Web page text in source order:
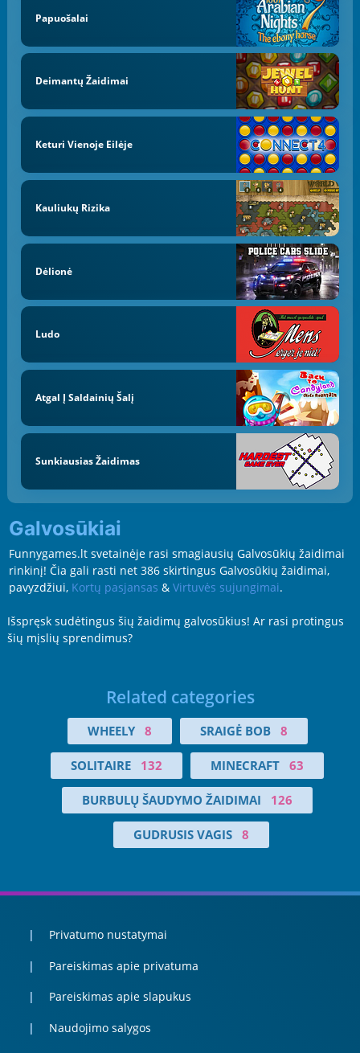
Papuošalai
Deimantų Žaidimai
Keturi Vienoje Eilėje
Kauliukų Rizika
Dėlionė
Ludo
Atgal Į Saldainių Šalį
Sunkiausias Žaidimas
Galvosūkiai
Funnygames.lt svetainėje rasi smagiausių Galvosūkių žaidimai
rinkinį! Čia gali rasti net 386 skirtingus Galvosūkių žaidimai,
pavyzdžiui, Kortų pasjansas & Virtuvės sujungimai.
Išspręsk sudėtingus šių žaidimų galvosūkius! Ar rasi protingus
šių mįslių sprendimus?
Related categories
WHEELY 8 SRAIGĖ BOB 8
SOLITAIRE 132 MINECRAFT 63
BURBULŲ ŠAUDYMO ŽAIDIMAI 126
GUDRUSIS VAGIS 8
Privatumo nustatymai
Pareiskimas apie privatuma
Pareiskimas apie slapukus
Naudojimo salygos